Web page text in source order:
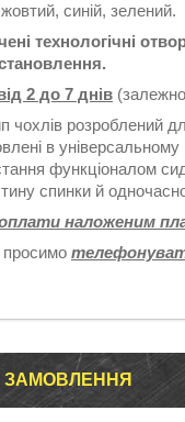
синій, зелений.
технологічні
2 до 7 днів
чохлів розроблений
в універсальному
функціоналом
спинки й
наложеним
ЗАМОВЛЕННЯ